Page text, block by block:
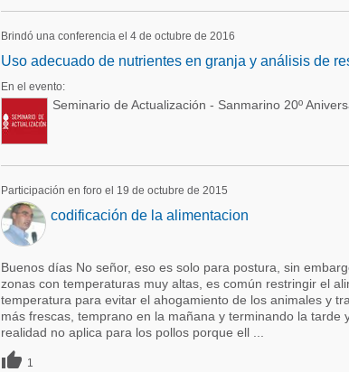
Brindó una conferencia el 4 de octubre de 2016
Uso adecuado de nutrientes en granja y análisis de
En el evento:
Seminario de Actualización - Sanmarino 20º
Participación en foro el 19 de octubre de 2015
codificación de la alimentacion
Buenos días No señor, eso es solo para postura, sin
zonas con temperaturas muy altas, es común restringir el
temperatura para evitar el ahogamiento de los animales y
más frescas, temprano en la mañana y terminando la tarde
realidad no aplica para los pollos porque ell ...
 1